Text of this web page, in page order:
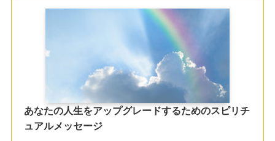
あなたの人生をアップグレードするためのスピリチ
ュアルメッセージ